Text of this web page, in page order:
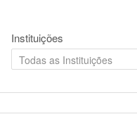
Instituições